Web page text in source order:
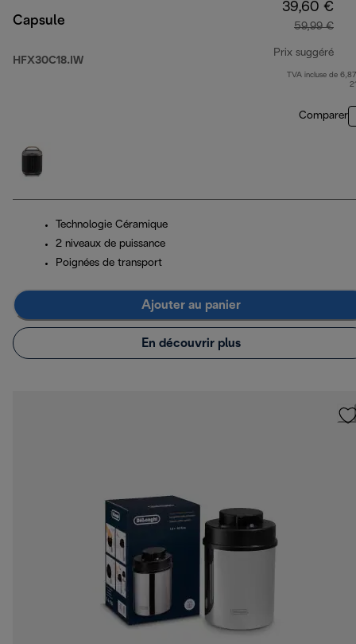
Capsule
HFX30C18.IW
39,60 €
59,99 €
Prix suggéré
TVA incluse de
Comparer
Technologie Céramique
2 niveaux de puissance
Poignées de transport
Ajouter au panier
En découvrir plus